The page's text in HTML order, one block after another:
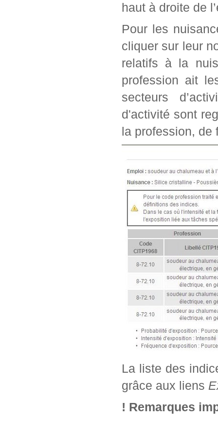
haut à droite de
Pour les
cliquer sur leur
relatifs à la
profession ait
secteurs
d'activité sont
la profession, de
La liste des
grâce aux liens
! Remarques